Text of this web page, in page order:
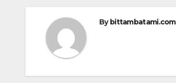
By bittambatami.com